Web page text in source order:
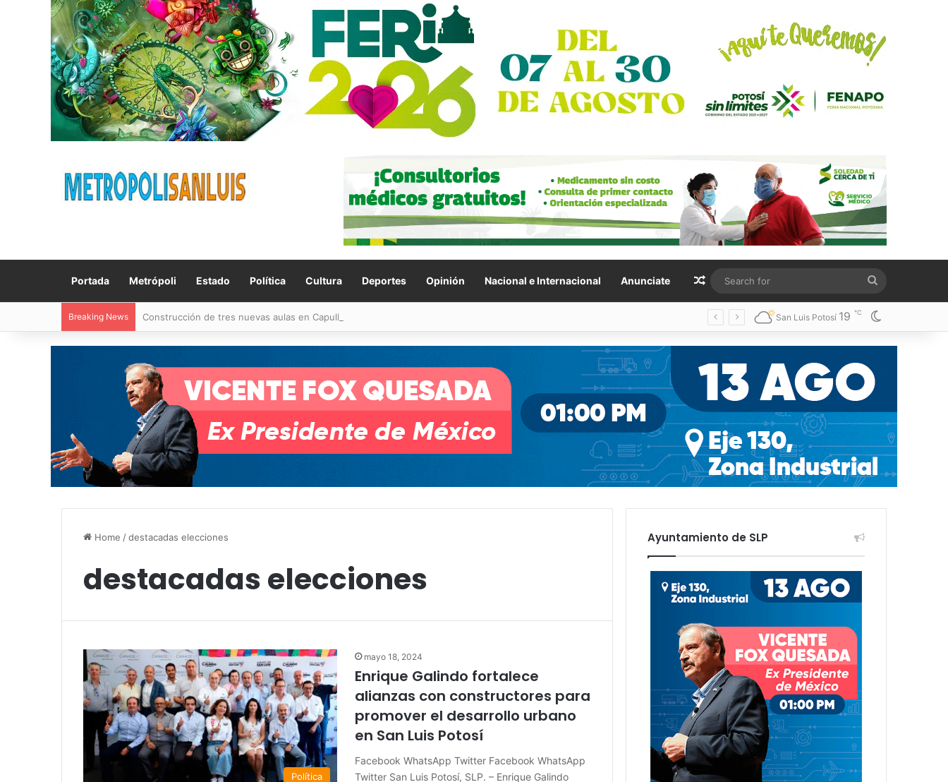
Portada Metrópoli Estado Política Cultura Deportes Opinión Nacional e Internacional Anunciate Random Article
for
Breaking News Construcción de tres nuevas aulas en Capullito III registra avances en Soledad San Luis Potosí 19 ℃
Home /destacadas elecciones
destacadas elecciones
Política
mayo 18, 2024
Enrique Galindo fortalece
alianzas con constructores para
promover el desarrollo urbano
en San Luis Potosí
Facebook WhatsApp Twitter Facebook WhatsApp
Twitter San Luis Potosí, SLP. – Enrique Galindo
Ayuntamiento de SLP